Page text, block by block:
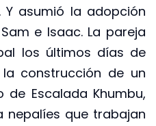
Y asumió la adopción
e Isaac. La pareja
los últimos días de
construcción de un
Escalada Khumbu,
que trabajan